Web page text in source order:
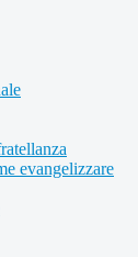
evangelizzare